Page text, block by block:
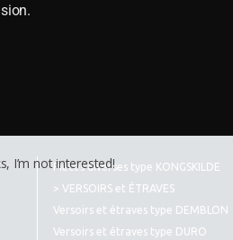
Pièces diverses type KONGSKILDE
> VERSOIRS et ÉTRAVES
Versoirs et étraves type DEMBLON
Versoirs et étraves type DURO
I’m not interested!